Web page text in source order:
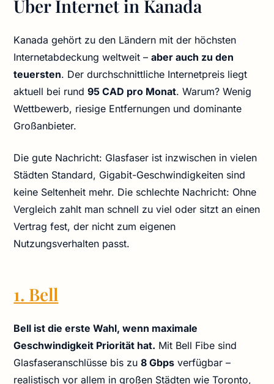
Über Internet in Kanada
Kanada gehört zu den Ländern mit der höchsten
Internetabdeckung weltweit –aber auch zu den
teuersten. Der durchschnittliche Internetpreis liegt
aktuell bei rund95 CAD pro Monat. Warum? Wenig
Wettbewerb, riesige Entfernungen und dominante
Großanbieter.
Die gute Nachricht: Glasfaser ist inzwischen in vielen
Städten Standard, Gigabit-Geschwindigkeiten sind
keine Seltenheit mehr. Die schlechte Nachricht: Ohne
Vergleich zahlt man schnell zu viel oder sitzt an einen
Vertrag fest, der nicht zum eigenen
Nutzungsverhalten passt.
1. Bell
Bell ist die erste Wahl, wenn maximale
Geschwindigkeit Priorität hat. Mit Bell Fibe sind
Glasfaseranschlüsse bis zu8 Gbps verfügbar –
realistisch vor allem in großen Städten wie Toronto,